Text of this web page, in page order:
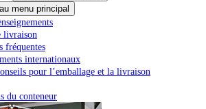
menu principal
livraison
fréquentes
internationaux
pour l’emballage et la livraison
du conteneur